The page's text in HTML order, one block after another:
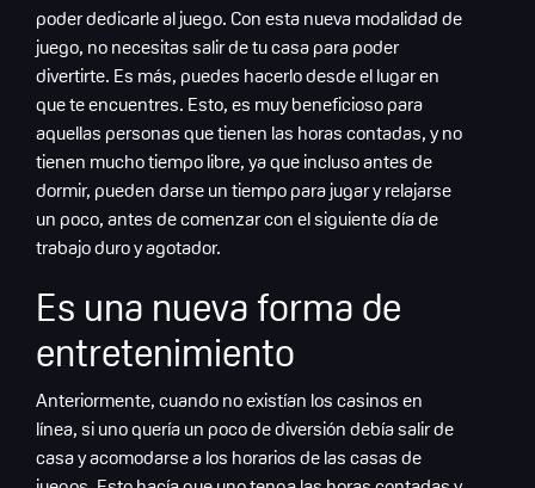
poder dedicarle al juego. Con esta nueva modalidad de
juego, no necesitas salir de tu casa para poder
divertirte. Es más, puedes hacerlo desde el lugar en
que te encuentres. Esto, es muy beneficioso para
aquellas personas que tienen las horas contadas, y no
tienen mucho tiempo libre, ya que incluso antes de
dormir, pueden darse un tiempo para jugar y relajarse
un poco, antes de comenzar con el siguiente día de
trabajo duro y agotador.
Es una nueva forma de
entretenimiento
Anteriormente, cuando no existían los casinos en
línea, si uno quería un poco de diversión debía salir de
casa y acomodarse a los horarios de las casas de